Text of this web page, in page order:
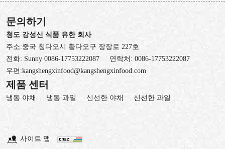
문의하기
청도 강성신 식품 유한 회사
주소:중국 칭다오시 황다오구 장장로 227호
전화: Sunny 0086-17753222087 연락처: 0086-17753222087
우편:kangshengxinfood@kangshengxinfood.com
제품 센터
냉동 야채 냉동 과일 신선한 야채 신선한 과일
사이트 맵